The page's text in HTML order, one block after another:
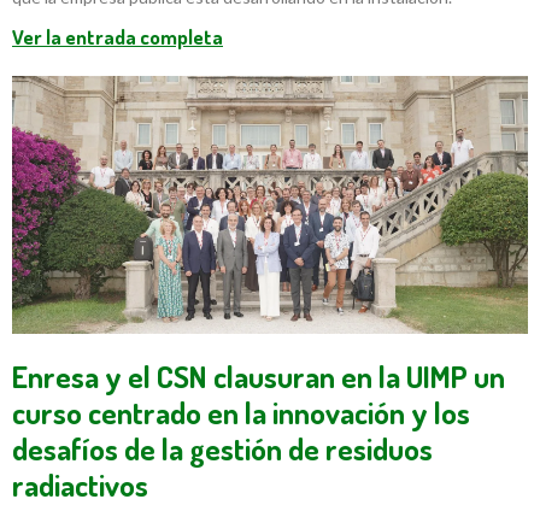
Ver la entrada completa
Enresa y el CSN clausuran en la UIMP un
curso centrado en la innovación y los
desafíos de la gestión de residuos
radiactivos